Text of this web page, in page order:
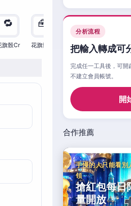
🔁
旗骰Cr
🧰
花旗骰Cr
🧮
花旗骰Cr 花旗骰Cr
分析流程
把輸入轉成可
完成任一工具後，可開
不建立會員帳號。
開
合作推薦
手慢的人只能看別
領
搶紅包每日
量開放